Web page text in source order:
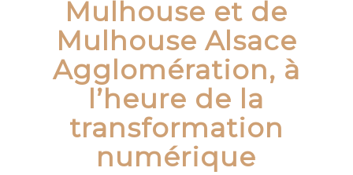
Mulhouse et de
Mulhouse Alsace
Agglomération, à
l’heure de la
transformation
numérique